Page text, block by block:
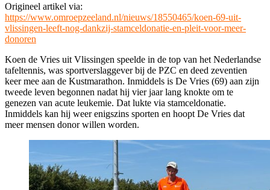
Origineel artikel via:
https://www.omroepzeeland.nl/nieuws/18550465/koen-69-uit-
vlissingen-leeft-nog-dankzij-stamceldonatie-en-pleit-voor-meer-
donoren
Koen de Vries uit Vlissingen speelde in de top van het Nederlandse
tafeltennis, was sportverslaggever bij de PZC en deed zeventien
keer mee aan de Kustmarathon. Inmiddels is De Vries (69) aan zijn
tweede leven begonnen nadat hij vier jaar lang knokte om te
genezen van acute leukemie. Dat lukte via stamceldonatie.
Inmiddels kan hij weer enigszins sporten en hoopt De Vries dat
meer mensen donor willen worden.